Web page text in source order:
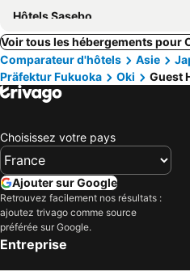
Hôtels Sasebo
Voir tous les hébergements pour
Comparateur d'hôtels
Asie
Präfektur Fukuoka
Oki Guest
Choisissez votre pays
Ajouter sur Google
Retrouvez facilement nos résultats :
ajoutez trivago comme source
préférée sur Google.
Entreprise